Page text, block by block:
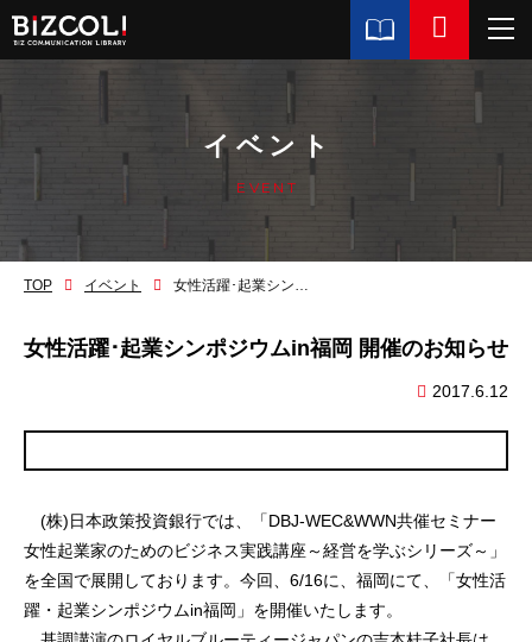
イベント
EVENT
TOP イベント 女性活躍･起業シンポジウムin福岡 開催のお知らせ
女性活躍･起業シンポジウムin福岡 開催のお知らせ
2017.6.12
(株)日本政策投資銀行では、「DBJ-WEC&WWN共催セミナー
女性起業家のためのビジネス実践講座～経営を学ぶシリーズ～」
を全国で展開しております。今回、6/16に、福岡にて、「女性活
躍・起業シンポジウムin福岡」を開催いたします。